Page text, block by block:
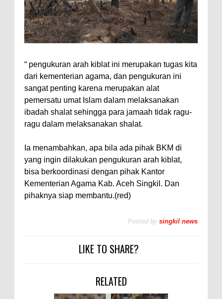
“ pengukuran arah kiblat ini merupakan tugas kita
dari kementerian agama, dan pengukuran ini
sangat penting karena merupakan alat
pemersatu umat Islam dalam melaksanakan
ibadah shalat sehingga para jamaah tidak ragu-
ragu dalam melaksanakan shalat.
Ia menambahkan, apa bila ada pihak BKM di
yang ingin dilakukan pengukuran arah kiblat,
bisa berkoordinasi dengan pihak Kantor
Kementerian Agama Kab. Aceh Singkil. Dan
pihaknya siap membantu.(red)
Posted by singkil news
LIKE TO SHARE?
RELATED